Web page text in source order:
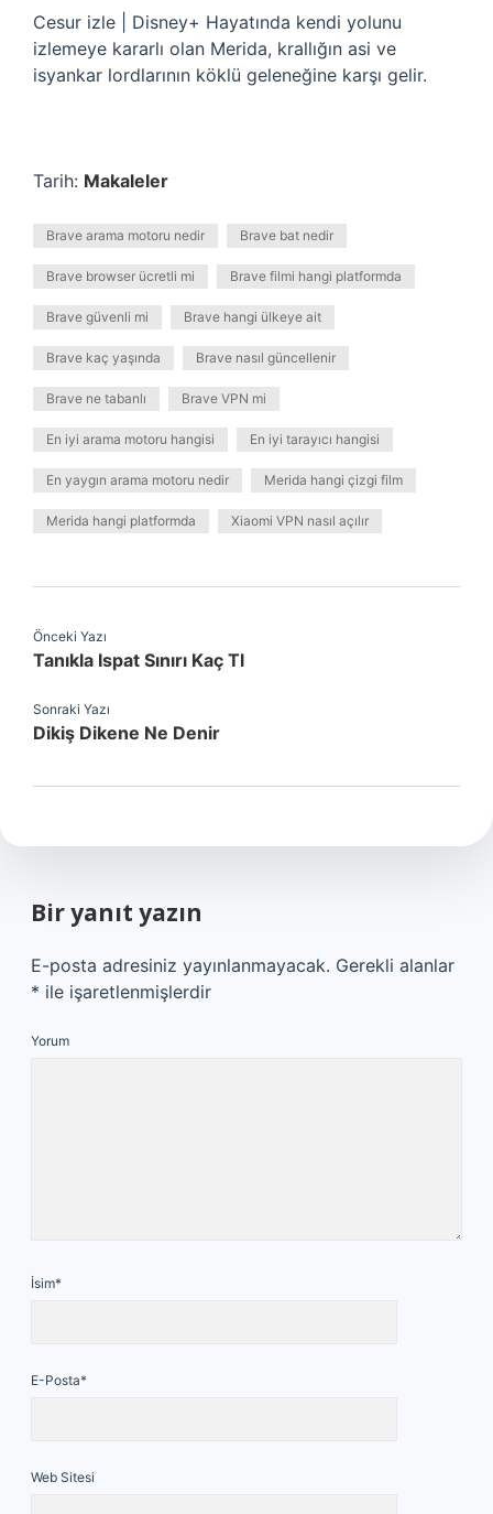
Cesur izle | Disney+ Hayatında kendi yolunu
izlemeye kararlı olan Merida, krallığın asi ve
isyankar lordlarının köklü geleneğine karşı gelir.
Tarih: Makaleler
Brave arama motoru nedir Brave bat nedir
Brave browser ücretli mi Brave filmi hangi platformda
Brave güvenli mi Brave hangi ülkeye ait
Brave kaç yaşında Brave nasıl güncellenir
Brave ne tabanlı Brave VPN mi
En iyi arama motoru hangisi En iyi tarayıcı hangisi
En yaygın arama motoru nedir Merida hangi çizgi film
Merida hangi platformda Xiaomi VPN nasıl açılır
Önceki Yazı
Tanıkla Ispat Sınırı Kaç Tl
Sonraki Yazı
Dikiş Dikene Ne Denir
Bir yanıt yazın
E-posta adresiniz yayınlanmayacak. Gerekli alanlar
* ile işaretlenmişlerdir
Yorum
İsim*
E-Posta*
Web Sitesi